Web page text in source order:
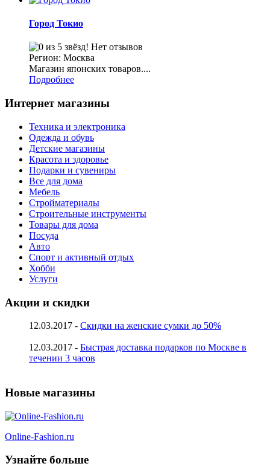
Город Токио
Нет отзывов
Регион: Москва
Магазин японских товаров....
Подробнее
Интернет магазины
Техника и электроника
Одежда и обувь
Детские магазины
Красота и здоровье
Подарки и сувениры
Все для дома
Мебель
Стройматериалы
Строительные инструменты
Товары для дома
Посуда
Авто
Спорт и активный отдых
Хобби
Услуги
Акции и скидки
12.03.2017 - Скидки на женские сумки до 50%
12.03.2017 - Быстрая доставка подарков по Москве в
течении 3 часов
Новые магазины
Online-Fashion.ru
Узнайте больше